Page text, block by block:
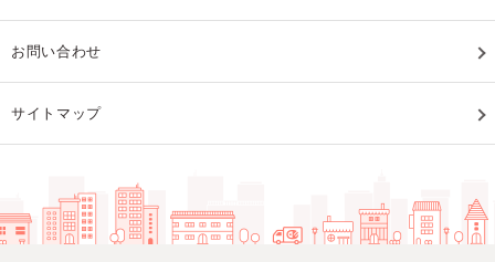
お問い合わせ
サイトマップ